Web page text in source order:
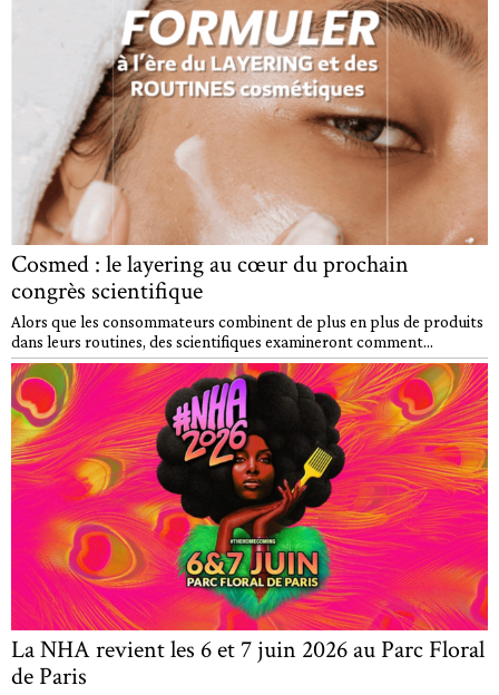
Cosmed : le layering au cœur du prochain
congrès scientifique
Alors que les consommateurs combinent de plus en plus de produits
dans leurs routines, des scientifiques examineront comment...
La NHA revient les 6 et 7 juin 2026 au Parc Floral
de Paris